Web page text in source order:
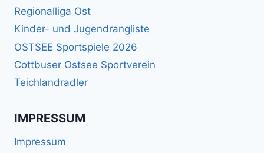
Regionalliga Ost
Kinder- und Jugendrangliste
OSTSEE Sportspiele 2026
Cottbuser Ostsee Sportverein
Teichlandradler
IMPRESSUM
Impressum